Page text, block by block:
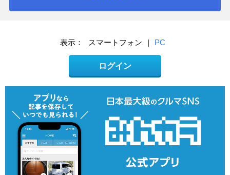
表示： スマートフォン | PC
ログイン